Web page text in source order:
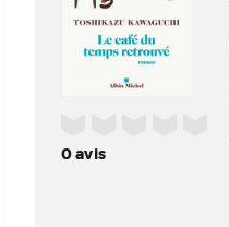
0avis